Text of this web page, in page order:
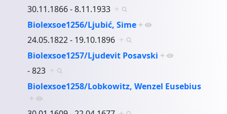
30.11.1866 - 8.11.1933 +
Biolexsoe1256/Ljubić, Sime +
24.05.1822 - 19.10.1896 +
Biolexsoe1257/Ljudevit Posavski +
- 823 +
Biolexsoe1258/Lobkowitz, Wenzel Eusebius
+